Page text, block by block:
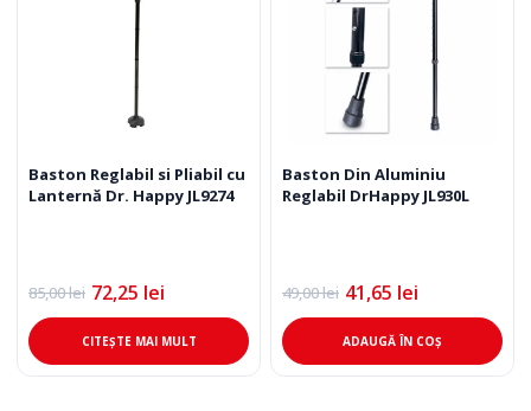
Baston Reglabil si Pliabil cu
Lanternă Dr. Happy JL9274
85,00lei
Prețul
inițial
a
fost:
85,00 lei.
72,25 lei
Prețul
curent
este:
72,25 lei.
CITEȘTE MAI MULT
Baston Din Aluminiu
Reglabil DrHappy JL930L
49,00lei
Prețul
inițial
a
fost:
49,00 lei.
41,65 lei
Prețul
curent
este:
41,65 lei.
ADAUGĂ ÎN COȘ